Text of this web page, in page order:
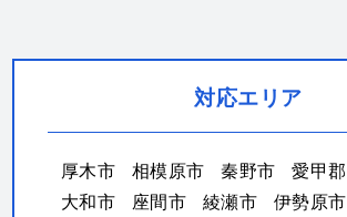
対応エリア
厚木市 相模原市 秦野市 愛甲郡
大和市
座間市 綾瀬市 伊勢原市